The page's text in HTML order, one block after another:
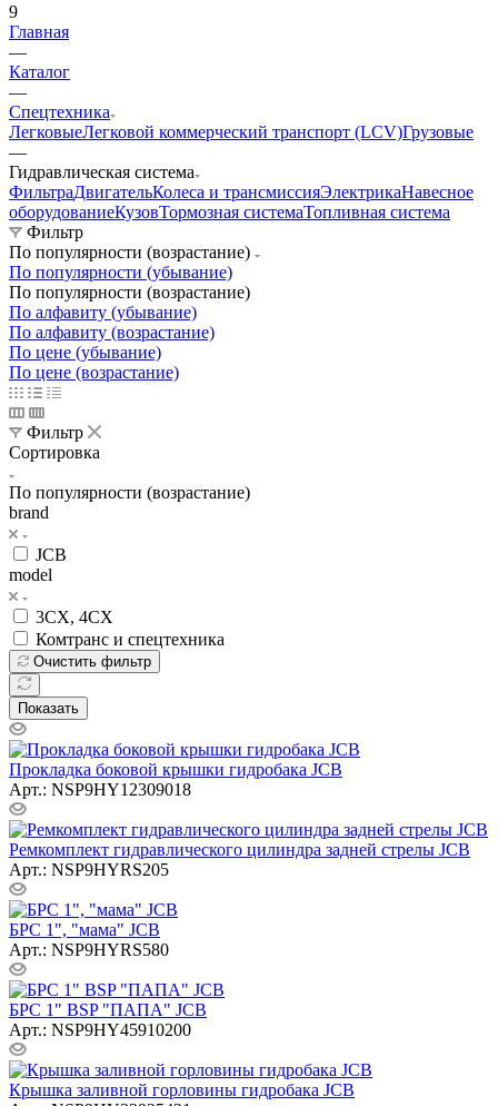
9
Главная
—
Каталог
—
Спецтехника
ЛегковыеЛегковой коммерческий транспорт (LCV)Грузовые
—
Гидравлическая система
ФильтраДвигательКолеса и трансмиссияЭлектрикаНавесное
оборудованиеКузовТормозная системаТопливная система
Фильтр
По популярности (возрастание)
По популярности (убывание)
По популярности (возрастание)
По алфавиту (убывание)
По алфавиту (возрастание)
По цене (убывание)
По цене (возрастание)
Фильтр
Сортировка
По популярности (возрастание)
brand
JCB
model
3CX, 4CX
Комтранс и спецтехника
Очистить фильтр
Показать
Прокладка боковой крышки гидробака JCB
Арт.: NSP9HY12309018
Ремкомплект гидравлического цилиндра задней стрелы JCB
Арт.: NSP9HYRS205
БРС 1", "мама" JCB
Арт.: NSP9HYRS580
БРС 1" BSP "ПАПА" JCB
Арт.: NSP9HY45910200
Крышка заливной горловины гидробака JCB